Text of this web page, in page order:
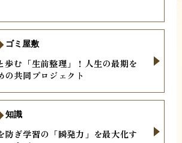
歩む「生前整理」！人生の最期を
の共同プロジェクト
ゴミ屋敷
防ぎ学習の「瞬発力」を最大化す
知識